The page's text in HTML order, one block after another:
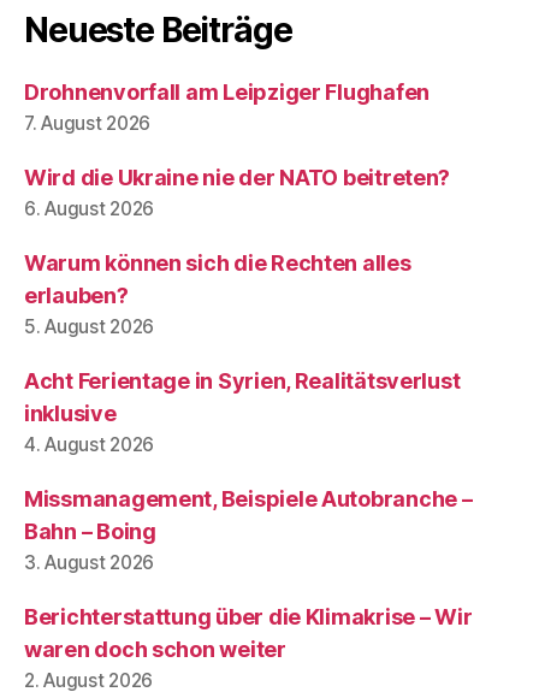
Neueste Beiträge
Drohnenvorfall am Leipziger Flughafen
7. August 2026
Wird die Ukraine nie der NATO beitreten?
6. August 2026
Warum können sich die Rechten alles
erlauben?
5. August 2026
Acht Ferientage in Syrien, Realitätsverlust
inklusive
4. August 2026
Missmanagement, Beispiele Autobranche –
Bahn – Boing
3. August 2026
Berichterstattung über die Klimakrise – Wir
waren doch schon weiter
2. August 2026